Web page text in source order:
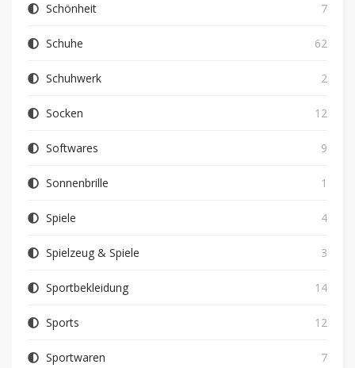
Schönheit 7
Schuhe 62
Schuhwerk 2
Socken 12
Softwares 9
Sonnenbrille 1
Spiele 4
Spielzeug & Spiele 3
Sportbekleidung 14
Sports 12
Sportwaren 7